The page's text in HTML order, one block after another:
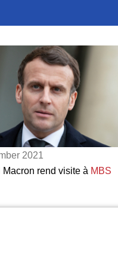
2021
Macron rend visite à MBS